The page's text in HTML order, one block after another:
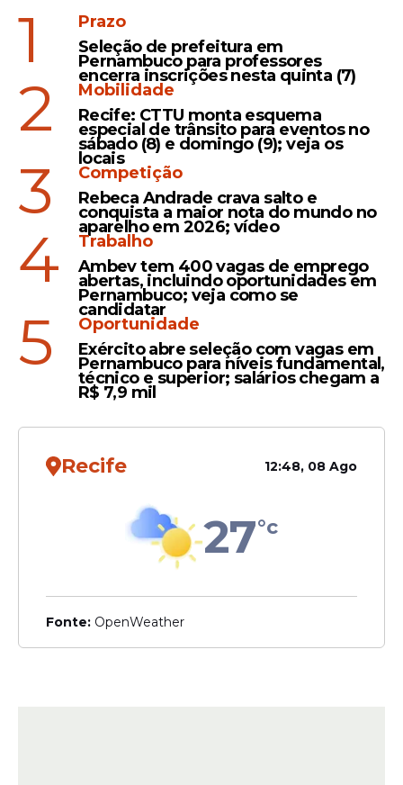
1
Prazo
Seleção de prefeitura em
Pernambuco para professores
encerra inscrições nesta quinta (7)
2
Mobilidade
Recife: CTTU monta esquema
especial de trânsito para eventos no
sábado (8) e domingo (9); veja os
locais
3
Competição
Rebeca Andrade crava salto e
conquista a maior nota do mundo no
aparelho em 2026; vídeo
4
Trabalho
Ambev tem 400 vagas de emprego
abertas, incluindo oportunidades em
Pernambuco; veja como se
candidatar
5
Oportunidade
Exército abre seleção com vagas em
Pernambuco para níveis fundamental,
técnico e superior; salários chegam a
R$ 7,9 mil
Recife 12:48, 08 Ago
27°c
Fonte: OpenWeather